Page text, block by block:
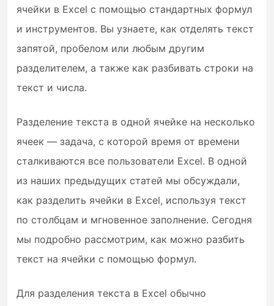
ячейки в Excel с помощью стандартных формул
и инструментов. Вы узнаете, как отделять текст
запятой, пробелом или любым другим
разделителем, а также как разбивать строки на
текст и числа.
Разделение текста в одной ячейке на несколько
ячеек — задача, с которой время от времени
сталкиваются все пользователи Excel. В одной
из наших предыдущих статей мы обсуждали,
как разделить ячейки в Excel, используя текст
по столбцам и мгновенное заполнение. Сегодня
мы подробно рассмотрим, как можно разбить
текст на ячейки с помощью формул.
Для разделения текста в Excel обычно